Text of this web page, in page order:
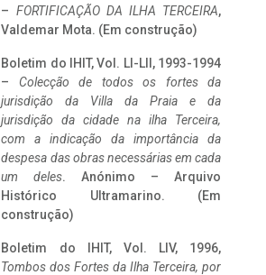
– FORTIFICAÇÃO DA ILHA TERCEIRA,
Valdemar Mota. (Em construção)
Boletim do IHIT, Vol. LI-LII, 1993-1994
– Colecção de todos os fortes da
jurisdição da Villa da Praia e da
jurisdição da cidade na ilha Terceira,
com a indicação da importância da
despesa das obras necessárias em cada
um deles. Anónimo – Arquivo
Histórico Ultramarino. (Em
construção)
Boletim do IHIT, Vol. LIV, 1996,
Tombos dos Fortes da Ilha Terceira, por